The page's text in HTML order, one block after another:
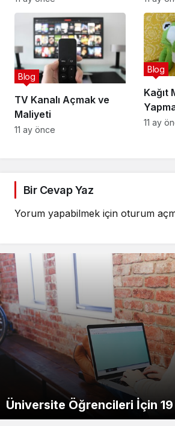
TV Kanalı Açmak ve
Maliyeti
Blog
11 ay önce
Kağıt
Blog
11 ay
Bir Cevap Yaz
Yorum yapabilmek için oturum
Üniversite Öğrencileri İçin 19